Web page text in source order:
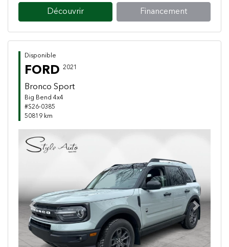
Découvrir Financement
Disponible
FORD 2021
Bronco Sport
Big Bend 4x4
#S26-0385
50819 km
Previous Next